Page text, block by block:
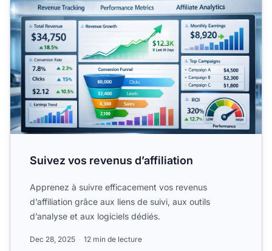
Suivez vos revenus d’affiliation
Apprenez à suivre efficacement vos revenus
d’affiliation grâce aux liens de suivi, aux outils
d’analyse et aux logiciels dédiés.
Dec 28, 2025 12 min de lecture